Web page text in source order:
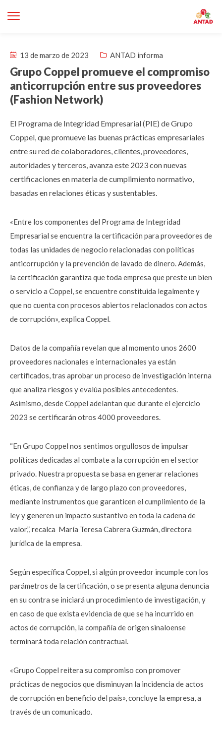
13 de marzo de 2023 ANTAD informa
Grupo Coppel promueve el compromiso
anticorrupción entre sus proveedores
(Fashion Network)
El Programa de Integridad Empresarial (PIE) de ​Grupo
Coppel, que promueve las buenas prácticas empresariales
entre su red de colaboradores, clientes, proveedores,
autoridades y terceros, avanza este 2023 con nuevas
certificaciones en materia de cumplimiento normativo,
basadas en relaciones éticas y sustentables.
«Entre los componentes del Programa de Integridad
Empresarial se encuentra la certificación para proveedores de
todas las unidades de negocio relacionadas con políticas
anticorrupción y la prevención de lavado de dinero. Además,
la certificación garantiza que toda empresa que preste un bien
o servicio a Coppel, se encuentre constituida legalmente y
que no cuenta con procesos abiertos relacionados con actos
de corrupción», explica Coppel.
Datos de la compañía revelan que al momento unos 2600
proveedores nacionales e internacionales ya están
certificados, tras aprobar un proceso de investigación interna
que analiza riesgos y evalúa posibles antecedentes.
Asimismo, desde Coppel adelantan que durante el ejercicio
2023 se certificarán otros 4000 proveedores.
“En Grupo Coppel nos sentimos orgullosos de impulsar
políticas dedicadas al combate a la corrupción en el sector
privado. Nuestra propuesta se basa en generar relaciones
éticas, de confianza y de largo plazo con proveedores,
mediante instrumentos que garanticen el cumplimiento de la
ley y generen un impacto sustantivo en toda la cadena de
valor,”, recalca María Teresa Cabrera Guzmán, directora
jurídica de la empresa.
Según específica Coppel, si algún proveedor incumple con los
parámetros de la certificación, o se presenta alguna denuncia
en su contra se iniciará un procedimiento de investigación, y
en caso de que exista evidencia de que se ha incurrido en
actos de corrupción, la compañía de origen sinaloense
terminará toda relación contractual.
«Grupo Coppel reitera su compromiso con promover
prácticas de negocios que disminuyan la incidencia de actos
de corrupción en beneficio del país», concluye la empresa, a
través de un comunicado.